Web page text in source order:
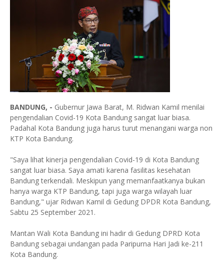
BANDUNG, - Gubernur Jawa Barat, M. Ridwan Kamil menilai
pengendalian Covid-19 Kota Bandung sangat luar biasa.
Padahal Kota Bandung juga harus turut menangani warga non
KTP Kota Bandung.
"Saya lihat kinerja pengendalian Covid-19 di Kota Bandung
sangat luar biasa. Saya amati karena fasilitas kesehatan
Bandung terkendali. Meskipun yang memanfaatkanya bukan
hanya warga KTP Bandung, tapi juga warga wilayah luar
Bandung," ujar Ridwan Kamil di Gedung DPDR Kota Bandung,
Sabtu 25 September 2021.
Mantan Wali Kota Bandung ini hadir di Gedung DPRD Kota
Bandung sebagai undangan pada Paripurna Hari Jadi ke-211
Kota Bandung.